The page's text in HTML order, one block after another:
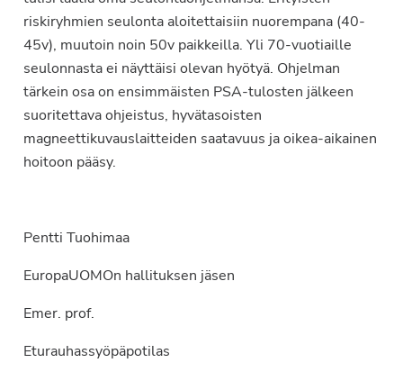
riskiryhmien seulonta aloitettaisiin nuorempana (40-
45v), muutoin noin 50v paikkeilla. Yli 70-vuotiaille
seulonnasta ei näyttäisi olevan hyötyä. Ohjelman
tärkein osa on ensimmäisten PSA-tulosten jälkeen
suoritettava ohjeistus, hyvätasoisten
magneettikuvauslaitteiden saatavuus ja oikea-aikainen
hoitoon pääsy.
Pentti Tuohimaa
EuropaUOMOn hallituksen jäsen
Emer. prof.
Eturauhassyöpäpotilas